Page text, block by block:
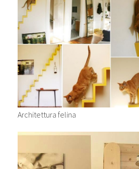
Architettura felina